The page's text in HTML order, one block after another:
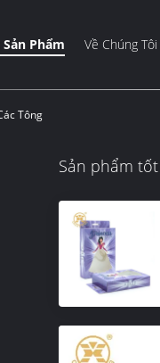
Sản Phẩm Về Chúng Tôi
Tông
Sản phẩm